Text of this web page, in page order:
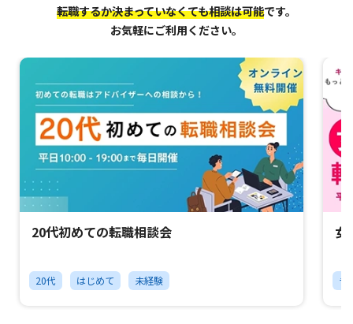
転職するか決まっていなくても相談は可能です。
お気軽にご利用ください。
20代初めての転職相談会
20代 はじめて 未経験
女
チ